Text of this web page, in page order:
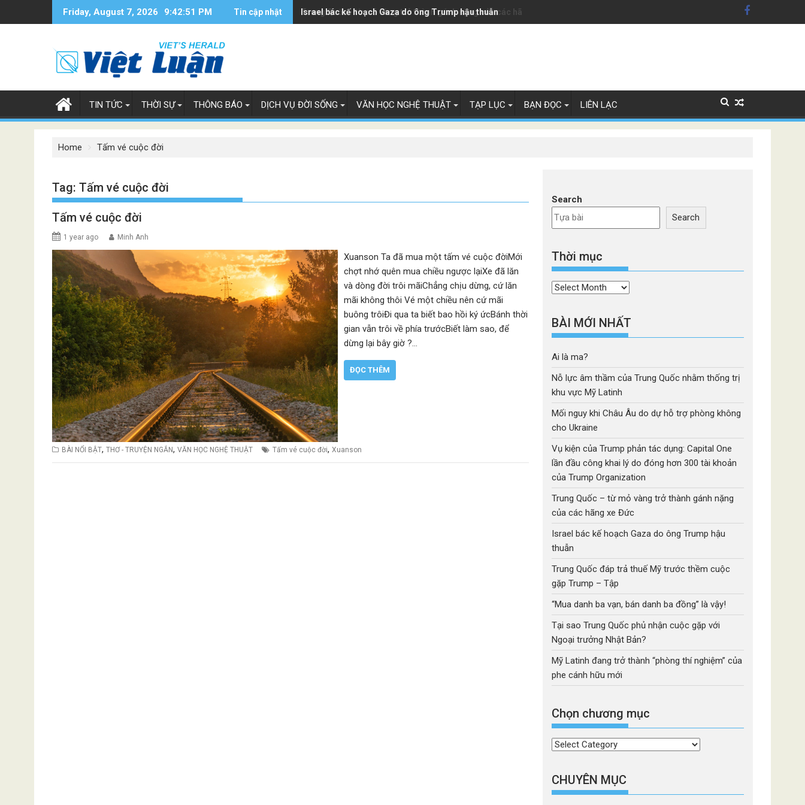
Friday, August 7, 2026 9:42:51 PM Tin cập nhật Trung Quốc - từ mỏ vàng trở thành gánh nặng của các hãng xe Đức
Israel bác kế hoạch Gaza do ông Trump hậu thuẫn
TIN TỨC THỜI SỰ THÔNG BÁO DỊCH VỤ ĐỜI SỐNG VĂN HỌC NGHỆ THUẬT TẠP LỤC BẠN ĐỌC LIÊN LẠC
Home Tấm vé cuộc đời
Tag: Tấm vé cuộc đời
Tấm vé cuộc đời
1 year ago Minh Anh
Xuanson Ta đã mua một tấm vé cuộc đờiMới
chợt nhớ quên mua chiều ngược lạiXe đã lăn
và dòng đời trôi mãiChẳng chịu dừng, cứ lăn
mãi không thôi Vé một chiều nên cứ mãi
buông trôiĐi qua ta biết bao hồi ký ứcBánh thời
gian vẫn trôi về phía trướcBiết làm sao, để
dừng lại bây giờ ?…
ĐỌC THÊM
BÀI NỔI BẬT, THƠ - TRUYỆN NGẮN, VĂN HỌC NGHỆ THUẬT Tấm vé cuộc đời, Xuanson
Search
Search
Thời mục
Thời
BÀI MỚI NHẤT
Ai là ma?
Nỗ lực âm thầm của Trung Quốc nhằm thống trị
khu vực Mỹ Latinh
Mối nguy khi Châu Âu do dự hỗ trợ phòng không
cho Ukraine
Vụ kiện của Trump phản tác dụng: Capital One
lần đầu công khai lý do đóng hơn 300 tài khoản
của Trump Organization
Trung Quốc – từ mỏ vàng trở thành gánh nặng
của các hãng xe Đức
Israel bác kế hoạch Gaza do ông Trump hậu
thuẫn
Trung Quốc đáp trả thuế Mỹ trước thềm cuộc
gặp Trump – Tập
“Mua danh ba vạn, bán danh ba đồng” là vậy!
Tại sao Trung Quốc phủ nhận cuộc gặp với
Ngoại trưởng Nhật Bản?
Mỹ Latinh đang trở thành “phòng thí nghiệm” của
phe cánh hữu mới
Chọn chương mục
Chọn
mục
CHUYÊN MỤC